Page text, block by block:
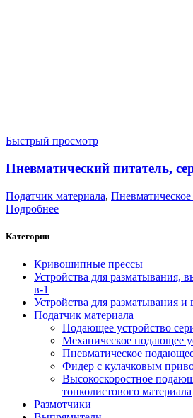
Быстрый просмотр
Пневматический питатель,
Податчик материала,
Подробнее
Категории
Кривошипные прессы
Устройства для разматывания,
в-1
Устройства для разматывания
Податчик материала
Подающее устройство
Механическое подающее
Пневматическое
Фидер с кулачковым
Высокоскоростное
тонколистового материала
Размотчики